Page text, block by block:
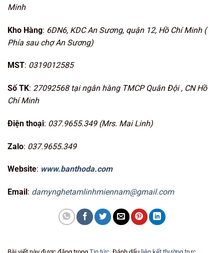
Minh
Kho Hàng: 6DN6, KDC An Sương, quận 12, Hồ Chí Minh (
Phía sau chợ An Sương)
MST: 0319012585
Số TK: 27092568 tại ngân hàng TMCP Quân Đội , CN Hồ
Chí Minh
Điện thoại: 037.9655.349 (Mrs. Mai Linh)
Zalo: 037.9655.349
Website: www.banthoda.com
Email : damynghetamlinhmiennam@gmail.com